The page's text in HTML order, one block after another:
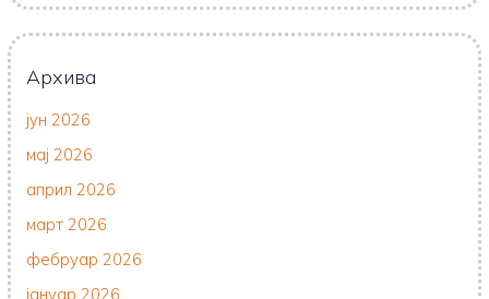
Архива
јун 2026
мај 2026
април 2026
март 2026
фебруар 2026
јануар 2026